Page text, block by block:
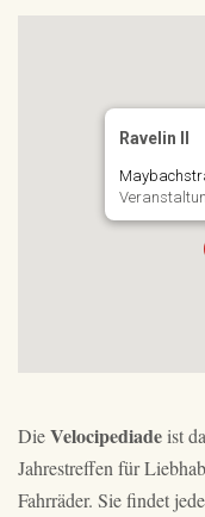
Ravelin II
DieVelocipediadeist
Jahrestreffen für
Fahrräder. Sie findet